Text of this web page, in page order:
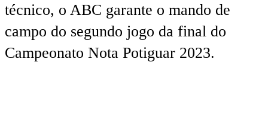
técnico, o ABC garante o mando de
campo do segundo jogo da final do
Campeonato Nota Potiguar 2023.